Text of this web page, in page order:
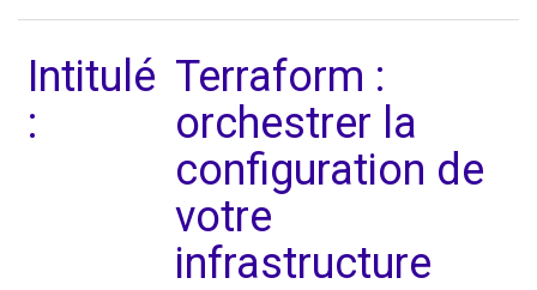
Intitulé
:
Terraform :
orchestrer la
configuration de
votre
infrastructure